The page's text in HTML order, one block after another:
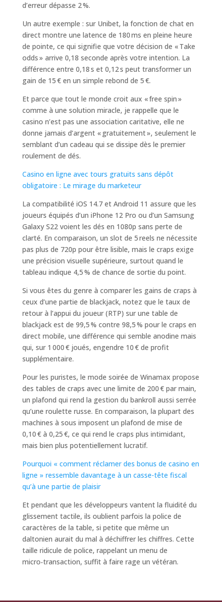
d’erreur dépasse 2 %.
Un autre exemple : sur Unibet, la fonction de chat en
direct montre une latence de 180 ms en pleine heure
de pointe, ce qui signifie que votre décision de « Take
odds » arrive 0,18 seconde après votre intention. La
différence entre 0,18 s et 0,12 s peut transformer un
gain de 15 € en un simple rebond de 5 €.
Et parce que tout le monde croit aux « free spin »
comme à une solution miracle, je rappelle que le
casino n’est pas une association caritative, elle ne
donne jamais d’argent « gratuitement », seulement le
semblant d’un cadeau qui se dissipe dès le premier
roulement de dés.
Casino en ligne avec tours gratuits sans dépôt
obligatoire : Le mirage du marketeur
La compatibilité iOS 14.7 et Android 11 assure que les
joueurs équipés d’un iPhone 12 Pro ou d’un Samsung
Galaxy S22 voient les dés en 1080p sans perte de
clarté. En comparaison, un slot de 5 reels ne nécessite
pas plus de 720p pour être lisible, mais le craps exige
une précision visuelle supérieure, surtout quand le
tableau indique 4,5 % de chance de sortie du point.
Si vous êtes du genre à comparer les gains de craps à
ceux d’une partie de blackjack, notez que le taux de
retour à l’appui du joueur (RTP) sur une table de
blackjack est de 99,5 % contre 98,5 % pour le craps en
direct mobile, une différence qui semble anodine mais
qui, sur 1 000 € joués, engendre 10 € de profit
supplémentaire.
Pour les puristes, le mode soirée de Winamax propose
des tables de craps avec une limite de 200 € par main,
un plafond qui rend la gestion du bankroll aussi serrée
qu’une roulette russe. En comparaison, la plupart des
machines à sous imposent un plafond de mise de
0,10 € à 0,25 €, ce qui rend le craps plus intimidant,
mais bien plus potentiellement lucratif.
Pourquoi « comment réclamer des bonus de casino en
ligne » ressemble davantage à un casse-tête fiscal
qu’à une partie de plaisir
Et pendant que les développeurs vantent la fluidité du
glissement tactile, ils oublient parfois la police de
caractères de la table, si petite que même un
daltonien aurait du mal à déchiffrer les chiffres. Cette
taille ridicule de police, rappelant un menu de
micro‑transaction, suffit à faire rage un vétéran.